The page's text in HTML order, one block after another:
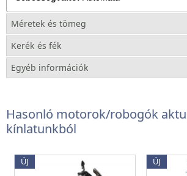
Méretek és tömeg
Kerék és fék
Egyéb információk
Hasonló motorok/robogók
kínlatunkból
ÚJ ÚJ